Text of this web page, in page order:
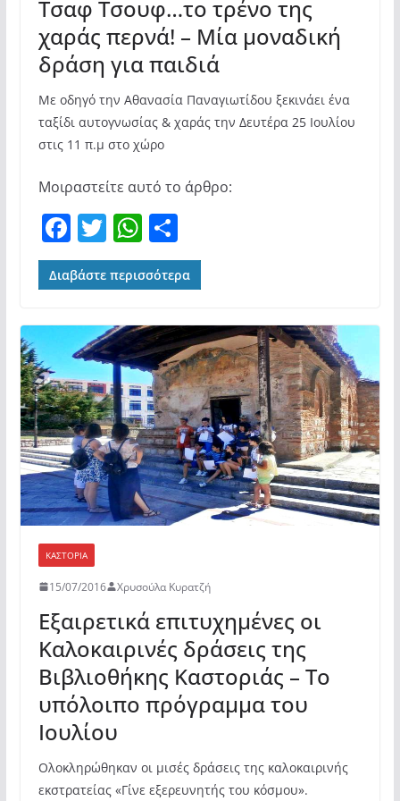
Τσαφ Τσουφ…το τρένο της
χαράς περνά! – Μία μοναδική
δράση για παιδιά
Με οδηγό την Αθανασία Παναγιωτίδου ξεκινάει ένα
ταξίδι αυτογνωσίας & χαράς την Δευτέρα 25 Ιουλίου
στις 11 π.μ στο χώρο
Μοιραστείτε αυτό το άρθρο:
F
a
c
b
o
o
k
T
w
itt
W
h
at
A
p
p
Μ
οι
ρ
σ
τε
ίτ
ε
Διαβάστε περισσότερα
ΚΑΣΤΟΡΙΆ
15/07/2016 Χρυσούλα Κυρατζή
Εξαιρετικά επιτυχημένες οι
Καλοκαιρινές δράσεις της
Βιβλιοθήκης Καστοριάς – Το
υπόλοιπο πρόγραμμα του
Ιουλίου
Oλοκληρώθηκαν οι μισές δράσεις της καλοκαιρινής
εκστρατείας «Γίνε εξερευνητής του κόσμου».